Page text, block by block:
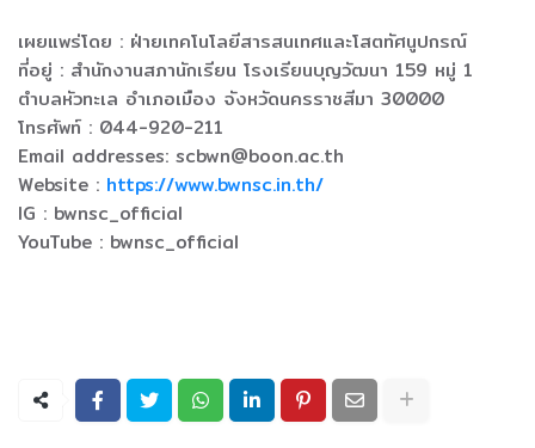
เผยแพร่โดย : ฝ่ายเทคโนโลยีสารสนเทศและโสตทัศนูปกรณ์
ที่อยู่ : สำนักงานสภานักเรียน โรงเรียนบุญวัฒนา 159 หมู่ 1
ตำบลหัวทะเล อำเภอเมือง จังหวัดนครราชสีมา 30000
โทรศัพท์ : 044-920-211
Email addresses: scbwn@boon.ac.th
Website : https://www.bwnsc.in.th/
IG : bwnsc_official
YouTube : bwnsc_official